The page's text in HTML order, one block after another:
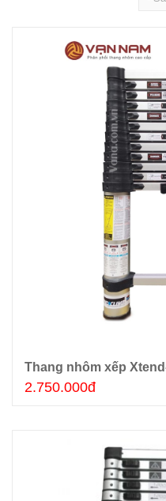
Thang nhôm xếp
2.750.000đ